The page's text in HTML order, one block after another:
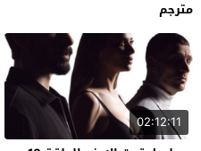
مترجم
02:12:11